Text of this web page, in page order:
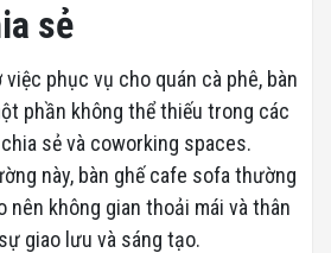
sẻ
phục vụ cho quán cà phê, bàn
phần không thể thiếu trong các
sẻ và coworking spaces.
này, bàn ghế cafe sofa thường
nên không gian thoải mái và thân
giao lưu và sáng tạo.